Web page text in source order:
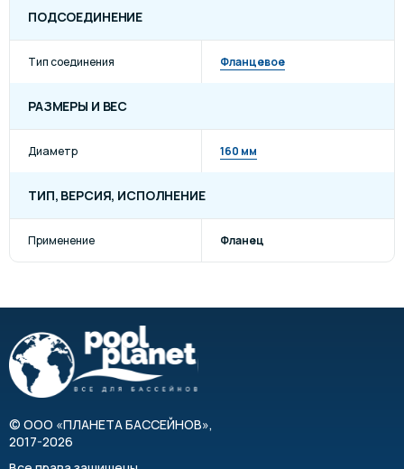
ПОДСОЕДИНЕНИЕ
Тип соединения Фланцевое
РАЗМЕРЫ И ВЕС
Диаметр 160 мм
ТИП, ВЕРСИЯ, ИСПОЛНЕНИЕ
Применение Фланец
© ООО «ПЛАНЕТА БАССЕЙНОВ»,
2017-2026